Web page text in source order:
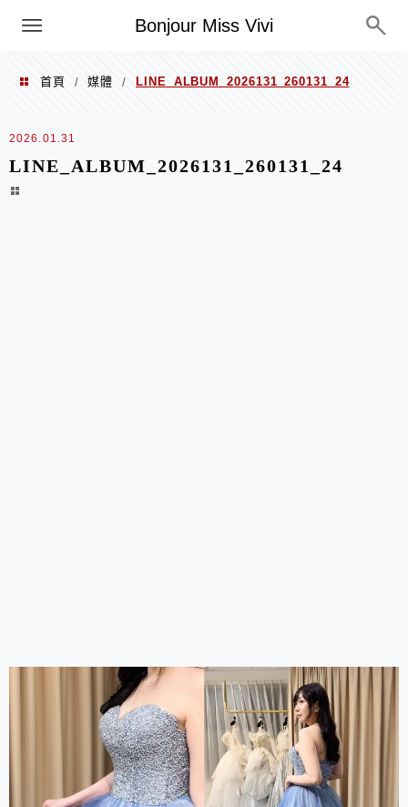
Bonjour Miss Vivi
選單
首頁 / 媒體 / LINE_ALBUM_2026131_260131_24
2026.01.31
LINE_ALBUM_2026131_260131_24